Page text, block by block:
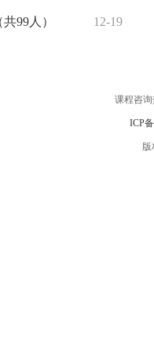
99人） 12-19
课程咨
ICP